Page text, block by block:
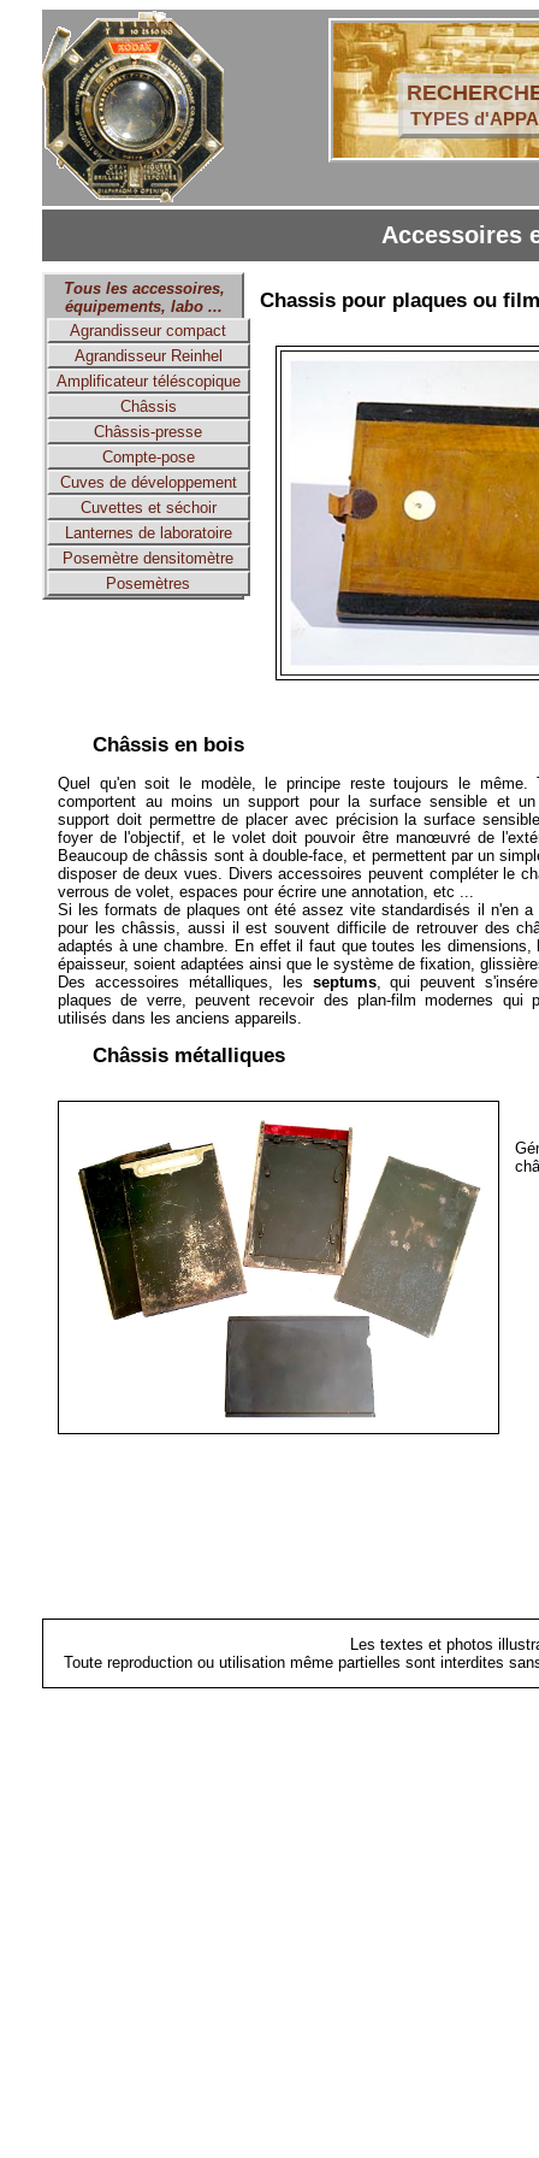
TYPES
Accessoires
Tous les accessoires,
équipements, labo ...
Agrandisseur compact
Agrandisseur Reinhel
Amplificateur téléscopique
Châssis
Châssis-presse
Compte-pose
Cuves de développement
Cuvettes et séchoir
Lanternes de laboratoire
Posemètre densitomètre
Posemètres
Chassis pour plaques ou
Châssis en bois
Quel qu'en soit le modèle, le principe reste toujours le même.
comportent au moins un support pour la surface sensible et
support doit permettre de placer avec précision la surface
foyer de l'objectif, et le volet doit pouvoir être manœuvré de
Beaucoup de châssis sont à double-face, et permettent par un
disposer de deux vues. Divers accessoires peuvent compléter le
verrous de volet, espaces pour écrire une annotation, etc ...
Si les formats de plaques ont été assez vite standardisés il n'en a
pour les châssis, aussi il est souvent difficile de retrouver des
adaptés à une chambre. En effet il faut que toutes les dimensions,
épaisseur, soient adaptées ainsi que le système de fixation,
Des accessoires métalliques, les septums, qui peuvent
plaques de verre, peuvent recevoir des plan-film modernes qui
utilisés dans les anciens appareils.
Châssis métalliques
Les textes et photos
Toute reproduction ou utilisation même partielles sont interdites